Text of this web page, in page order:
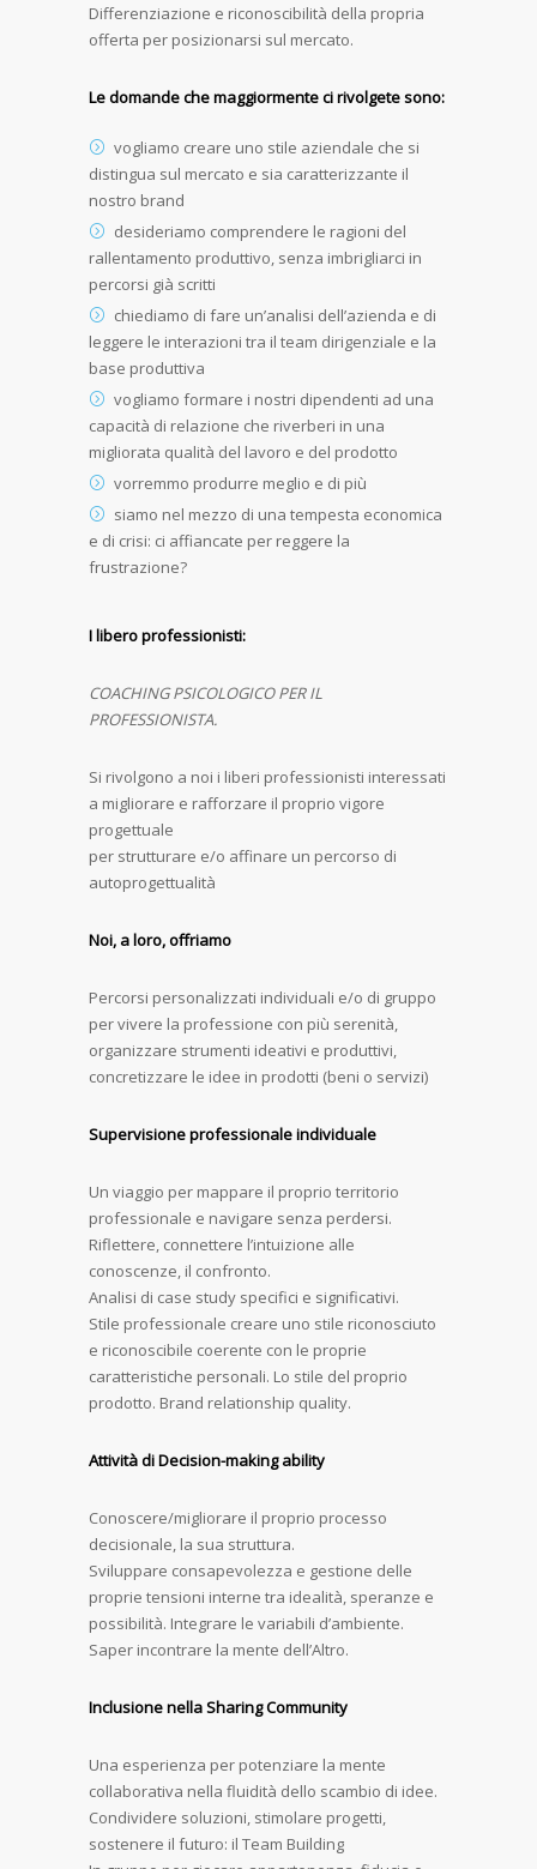
Differenziazione e riconoscibilità della propria
offerta per posizionarsi sul mercato.
Le domande che maggiormente ci rivolgete sono:
vogliamo creare uno stile aziendale che si
distingua sul mercato e sia caratterizzante il
nostro brand
desideriamo comprendere le ragioni del
rallentamento produttivo, senza imbrigliarci in
percorsi già scritti
chiediamo di fare un’analisi dell’azienda e di
leggere le interazioni tra il team dirigenziale e la
base produttiva
vogliamo formare i nostri dipendenti ad una
capacità di relazione che riverberi in una
migliorata qualità del lavoro e del prodotto
vorremmo produrre meglio e di più
siamo nel mezzo di una tempesta economica
e di crisi: ci affiancate per reggere la
frustrazione?
I libero professionisti:
COACHING PSICOLOGICO PER IL
PROFESSIONISTA.
Si rivolgono a noi i liberi professionisti interessati
a migliorare e rafforzare il proprio vigore
progettuale
per strutturare e/o affinare un percorso di
autoprogettualità
Noi, a loro, offriamo
Percorsi personalizzati individuali e/o di gruppo
per vivere la professione con più serenità,
organizzare strumenti ideativi e produttivi,
concretizzare le idee in prodotti (beni o servizi)
Supervisione professionale individuale
Un viaggio per mappare il proprio territorio
professionale e navigare senza perdersi.
Riflettere, connettere l’intuizione alle
conoscenze, il confronto.
Analisi di case study specifici e significativi.
Stile professionale creare uno stile riconosciuto
e riconoscibile coerente con le proprie
caratteristiche personali. Lo stile del proprio
prodotto. Brand relationship quality.
Attività di Decision-making ability
Conoscere/migliorare il proprio processo
decisionale, la sua struttura.
Sviluppare consapevolezza e gestione delle
proprie tensioni interne tra idealità, speranze e
possibilità. Integrare le variabili d’ambiente.
Saper incontrare la mente dell’Altro.
Inclusione nella Sharing Community
Una esperienza per potenziare la mente
collaborativa nella fluidità dello scambio di idee.
Condividere soluzioni, stimolare progetti,
sostenere il futuro: il Team Building